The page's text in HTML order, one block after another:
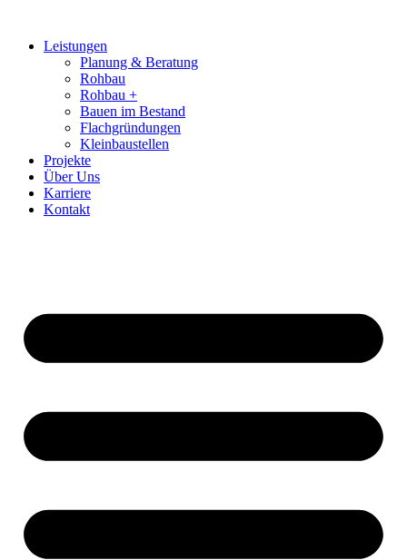
springenLeistungen
Planung & Beratung
Rohbau
Rohbau +
Bauen im Bestand
Flachgründungen
Kleinbaustellen
Projekte
Über Uns
Karriere
Kontakt